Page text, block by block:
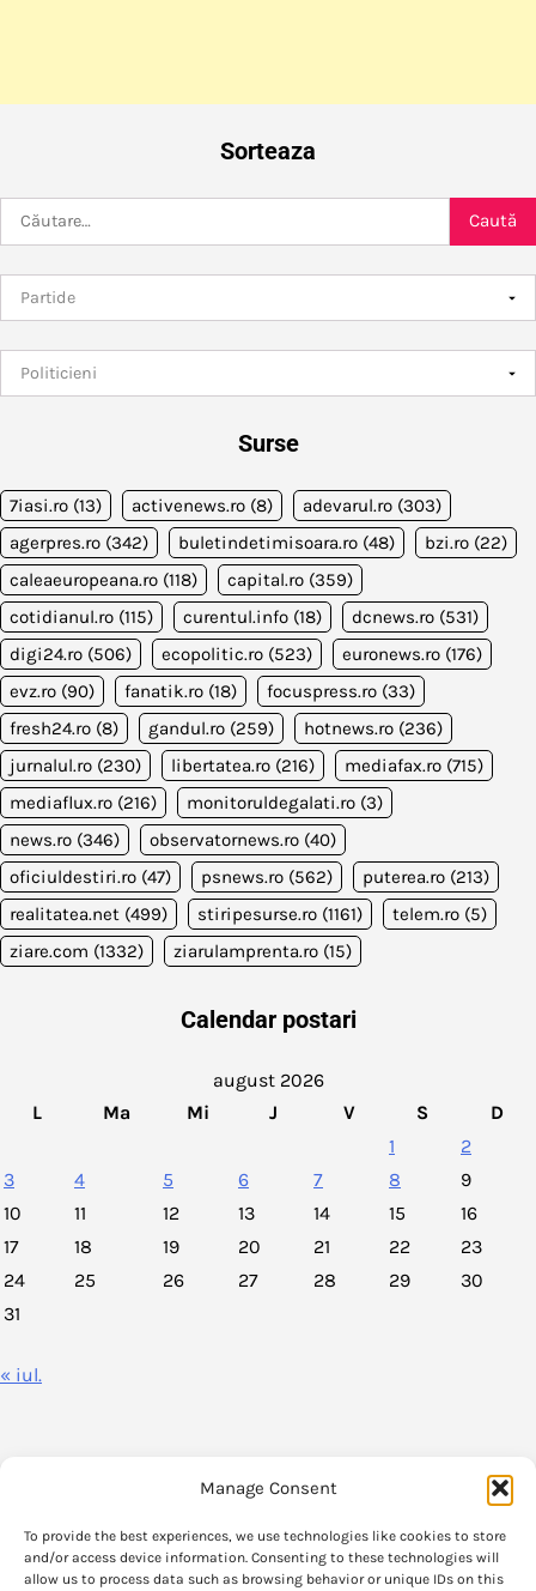
Manage Consent
To provide the best experiences, we use technologies like cookies to store
and/or access device information. Consenting to these technologies will
allow us to process data such as browsing behavior or unique IDs on this
Sorteaza
Caută
după:
Surse
7iasi.ro (13) activenews.ro (8) adevarul.ro (303)
agerpres.ro (342) buletindetimisoara.ro (48) bzi.ro (22)
caleaeuropeana.ro (118) capital.ro (359)
cotidianul.ro (115) curentul.info (18) dcnews.ro (531)
digi24.ro (506) ecopolitic.ro (523) euronews.ro (176)
evz.ro (90) fanatik.ro (18) focuspress.ro (33)
fresh24.ro (8) gandul.ro (259) hotnews.ro (236)
jurnalul.ro (230) libertatea.ro (216) mediafax.ro (715)
mediaflux.ro (216) monitoruldegalati.ro (3)
news.ro (346) observatornews.ro (40)
oficiuldestiri.ro (47) psnews.ro (562) puterea.ro (213)
realitatea.net (499) stiripesurse.ro (1161) telem.ro (5)
ziare.com (1332) ziarulamprenta.ro (15)
Calendar postari
august 2026
L
Ma Mi J V S
D
1
2
3
4 5 6 7 8
9
10
11 12 13 14 15
16
17
18 19 20 21 22
23
24
25 26 27 28 29
30
31
« iul.
Romania.